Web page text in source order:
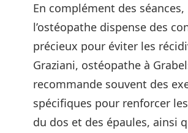
En complément des séances,
l’ostéopathe dispense des
précieux pour éviter les
Graziani, ostéopathe à
recommande souvent des
spécifiques pour renforcer
du dos et des épaules, ainsi